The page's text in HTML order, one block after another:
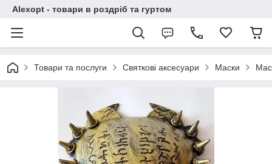
Alexopt - товари в роздріб та гуртом
Товари та послуги Святкові аксесуари Маски